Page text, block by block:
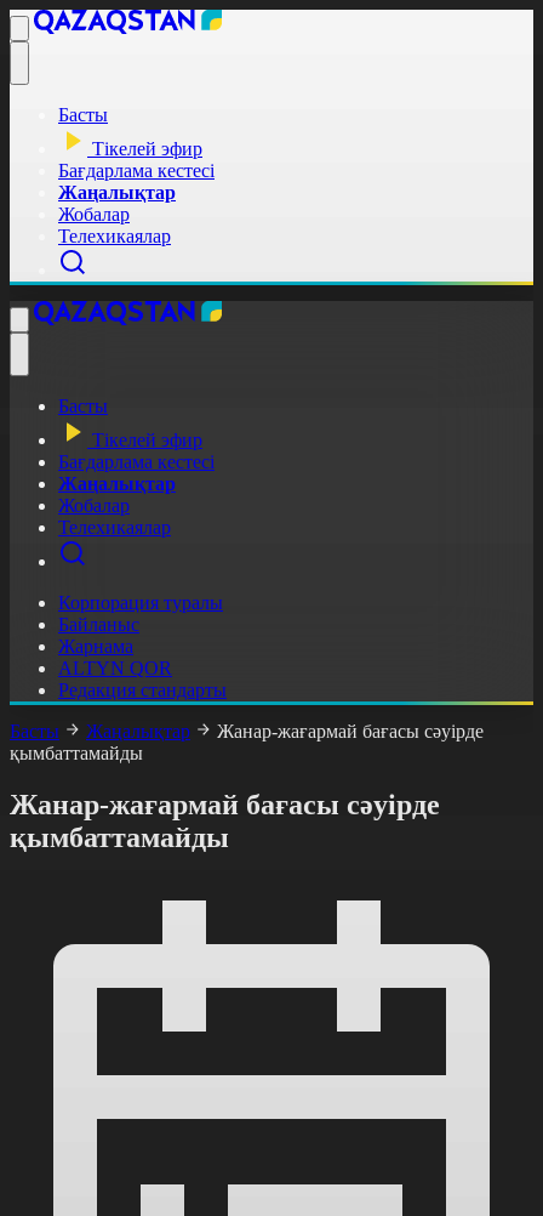
Басты
Тікелей эфир
Бағдарлама кестесі
Жаңалықтар
Жобалар
Телехикаялар
Басты
Тікелей эфир
Бағдарлама кестесі
Жаңалықтар
Жобалар
Телехикаялар
Корпорация туралы
Байланыс
Жарнама
ALTYN QOR
Редакция стандарты
Басты
Жаңалықтар
Жанар-жағармай бағасы сәуірде
қымбаттамайды
Жанар-жағармай бағасы сәуірде
қымбаттамайды